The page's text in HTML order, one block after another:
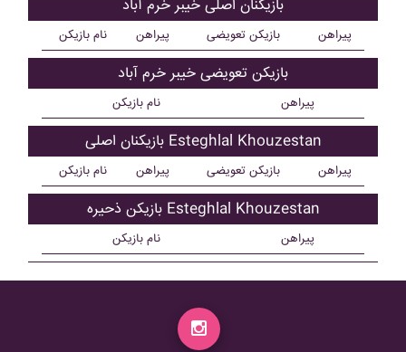
بازیکنان اصلی خيبر خرم آباد
نام بازیکن پیراهن بازیکن تعویضی پیراهن
بازیکن تعویضی خيبر خرم آباد
نام بازیکن پیراهن
بازیکنان اصلی Esteghlal Khouzestan
نام بازیکن پیراهن بازیکن تعویضی پیراهن
بازیکن ذحیره Esteghlal Khouzestan
نام بازیکن پیراهن